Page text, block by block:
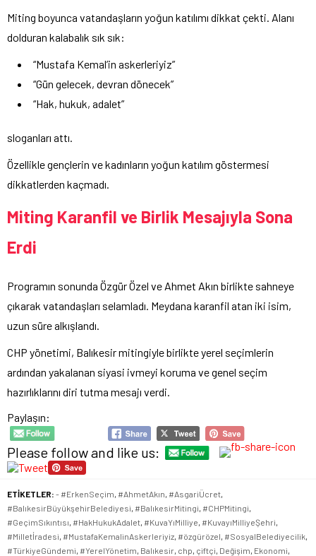
Miting boyunca vatandaşların yoğun katılımı dikkat çekti. Alanı
dolduran kalabalık sık sık:
“Mustafa Kemal’in askerleriyiz”
“Gün gelecek, devran dönecek”
“Hak, hukuk, adalet”
sloganları attı.
Özellikle gençlerin ve kadınların yoğun katılım göstermesi
dikkatlerden kaçmadı.
Miting Karanfil ve Birlik Mesajıyla Sona
Erdi
Programın sonunda Özgür Özel ve Ahmet Akın birlikte sahneye
çıkarak vatandaşları selamladı. Meydana karanfil atan iki isim,
uzun süre alkışlandı.
CHP yönetimi, Balıkesir mitingiyle birlikte yerel seçimlerin
ardından yakalanan siyasi ivmeyi koruma ve genel seçim
hazırlıklarını diri tutma mesajı verdi.
Paylaşın:
Please follow and like us:
ETİKETLER: - #ErkenSeçim, #AhmetAkın, #AsgariÜcret,
#BalıkesirBüyükşehirBelediyesi, #BalıkesirMitingi, #CHPMitingi,
#GeçimSıkıntısı, #HakHukukAdalet, #KuvaYıMilliye, #KuvayıMilliyeŞehri,
#Milletİradesi, #MustafaKemalinAskerleriyiz, #özgürözel, #SosyalBelediyecilik,
#TürkiyeGündemi, #YerelYönetim, Balıkesir, chp, çiftçi, Değişim, Ekonomi,